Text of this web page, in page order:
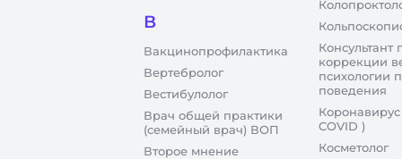
В
Вакцинопрофилактика
Вертебролог
Вестибулолог
Врач общей практики
(семейный врач) ВОП
Второе мнение
Консультант
коррекции
психологии
поведения
COVID )
Косметолог